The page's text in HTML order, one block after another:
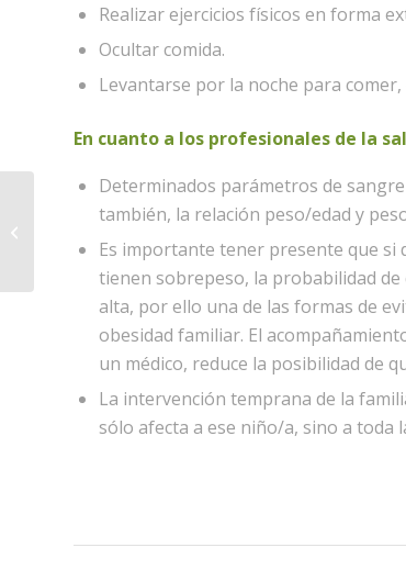
Realizar ejercicios físicos en forma
Ocultar comida.
Levantarse por la noche para
En cuanto a los profesionales de la
Determinados parámetros de
también, la relación peso/edad y
Es importante tener presente que si
tienen sobrepeso, la probabilidad de
alta, por ello una de las formas de
obesidad familiar. El
un médico, reduce la posibilidad de
La intervención temprana de la
sólo afecta a ese niño/a, sino a toda
Mitos sobre la infidelidad en la
pareja